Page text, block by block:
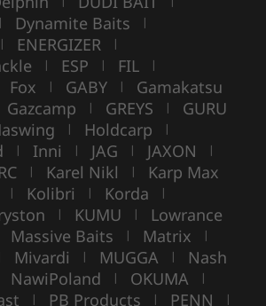
| Dynamite Baits |
| ENERGIZER |
| ESP | FIL |
Fox | GABY | Gamakatsu
Gazcamp | GREYS | GURU
| Holdcarp |
| Inni | JAG | JAXON |
| Karel Nikl | Karp Max
| Kolibri | Korda |
| KUMU | Lowrance
Massive Baits | Matrix |
Mivardi | MUGGA | Nash
NawiPoland | OKUMA |
| PB Products | PENN |